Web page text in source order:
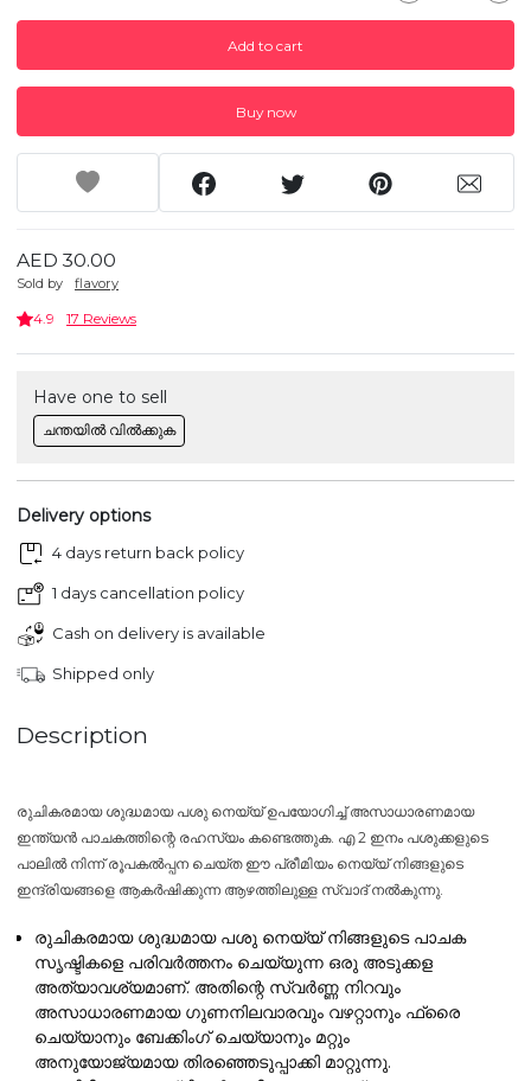
Add to cart
Buy now
AED 30.00
Sold by flavory
4.9 17 Reviews
Have one to sell
ചന്തയിൽ വിൽക്കുക
Delivery options
4 days return back policy
1 days cancellation policy
Cash on delivery is available
Shipped only
Description
രുചികരമായ ശുദ്ധമായ പശു നെയ്യ് ഉപയോഗിച്ച് അസാധാരണമായ
ഇന്ത്യൻ പാചകത്തിന്റെ രഹസ്യം കണ്ടെത്തുക. എ 2 ഇനം പശുക്കളുടെ
പാലിൽ നിന്ന് രൂപകൽപ്പന ചെയ്ത ഈ പ്രീമിയം നെയ്യ് നിങ്ങളുടെ
ഇന്ദ്രിയങ്ങളെ ആകർഷിക്കുന്ന ആഴത്തിലുള്ള സ്വാദ് നൽകുന്നു.
രുചികരമായ ശുദ്ധമായ പശു നെയ്യ് നിങ്ങളുടെ പാചക
സൃഷ്ടികളെ പരിവർത്തനം ചെയ്യുന്ന ഒരു അടുക്കള
അത്യാവശ്യമാണ്. അതിന്റെ സ്വർണ്ണ നിറവും
അസാധാരണമായ ഗുണനിലവാരവും വഴറ്റാനും ഫ്രൈ
ചെയ്യാനും ബേക്കിംഗ് ചെയ്യാനും മറ്റും
അനുയോജ്യമായ തിരഞ്ഞെടുപ്പാക്കി മാറ്റുന്നു.